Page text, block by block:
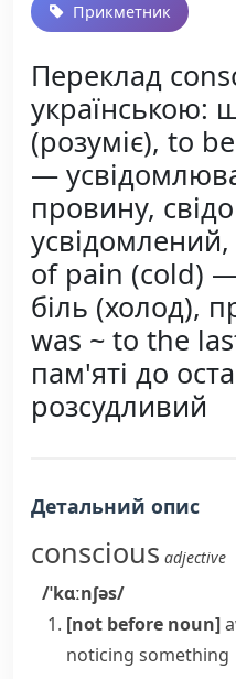
Прикметник
Переклад
українською:
(розуміє), to
—
провину,
of pain (cold)
біль (холод),
was ~ to the
пам'яті до
розсудливий
Детальний опис
conscious adjective
/ˈkɑːnʃəs/
[not before noun]
noticing something